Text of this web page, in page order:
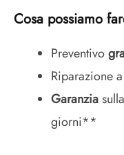
Cosa possiamo
Preventivo
Riparazione
Garanzia
giorni**